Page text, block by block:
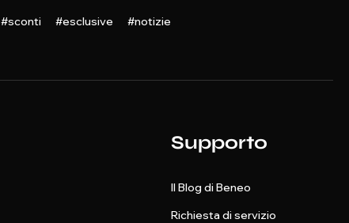
#sconti #esclusive #notizie
Supporto
Il Blog di Beneo
Richiesta di servizio